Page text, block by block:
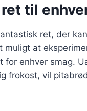
til
ret, der
muligt at
for enhver smag.
frokost, vil